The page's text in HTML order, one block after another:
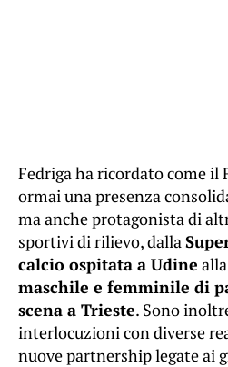
Fedriga ha ricordato come il
ormai una presenza
ma anche protagonista di
sportivi di rilievo, dalla
calcio ospitata a Udine alla
maschile e femminile di
scena a Trieste. Sono
interlocuzioni con diverse
nuove partnership legate ai